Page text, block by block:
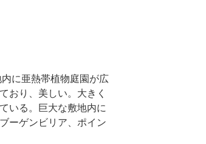
に亜熱帯植物庭園が広
おり、美しい。大きく
いる。巨大な敷地内に
ーゲンビリア、ポイン